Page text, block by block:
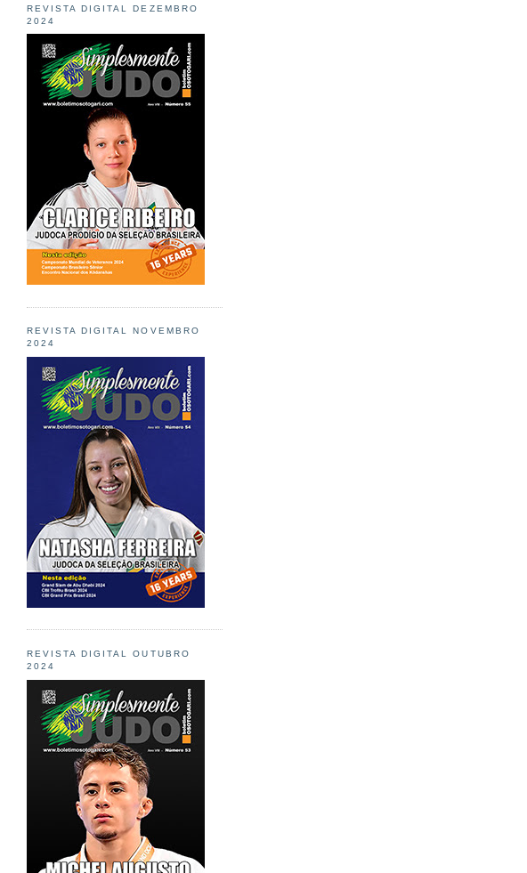
REVISTA DIGITAL DEZEMBRO
2024
REVISTA DIGITAL NOVEMBRO
2024
REVISTA DIGITAL OUTUBRO
2024